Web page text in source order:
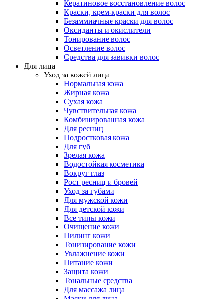
Кератиновое восстановление волос
Краски, крем-краски для волос
Безаммиачные краски для волос
Оксиданты и окислители
Тонирование волос
Осветление волос
Средства для завивки волос
Для лица
Уход за кожей лица
Нормальная кожа
Жирная кожа
Сухая кожа
Чувствительная кожа
Комбинированная кожа
Для ресниц
Подростковая кожа
Для губ
Зрелая кожа
Водостойкая косметика
Вокруг глаз
Рост ресниц и бровей
Уход за губами
Для мужской кожи
Для детской кожи
Все типы кожи
Очищение кожи
Пилинг кожи
Тонизирование кожи
Увлажнение кожи
Питание кожи
Защита кожи
Тональные средства
Для массажа лица